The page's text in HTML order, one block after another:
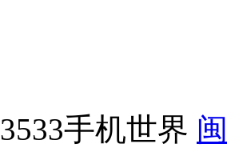
3533手机世界